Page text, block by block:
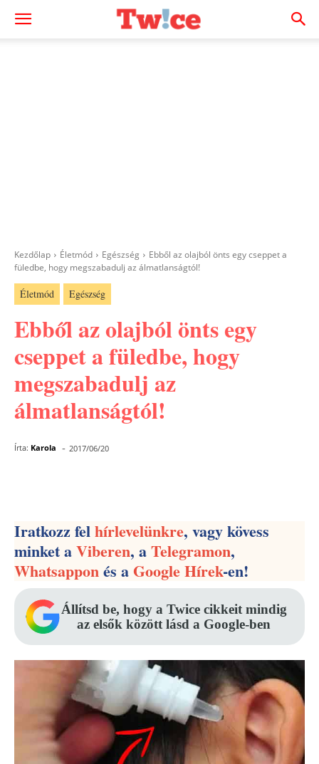
Kezdőlap Életmód Egészség
Ebből az olajból önts egy cseppet a
füledbe, hogy megszabadulj az álmatlanságtól!
Életmód Egészség
Ebből az olajból önts egy
cseppet a füledbe, hogy
megszabadulj az
álmatlanságtól!
Írta: Karola - 2017/06/20
Iratkozz felhírlevelünkre, vagy kövess
minket aViberen, aTelegramon,
Whatsapponés aGoogle Hírek-en!
Állítsd be, hogy a Twice cikkeit mindig
az elsők között lásd a Google-ben